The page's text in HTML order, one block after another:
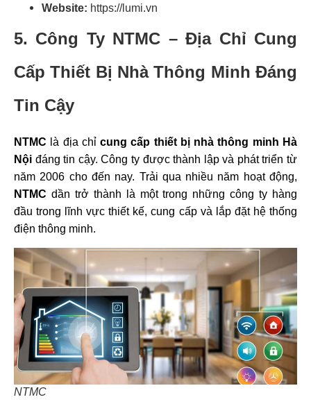
Website: https://lumi.vn
5. Công Ty NTMC – Địa Chỉ Cung
Cấp Thiết Bị Nhà Thông Minh Đáng
Tin Cậy
NTMC là địa chỉcung cấp thiết bị nhà thông minh Hà
Nội đáng tin cậy. Công ty được thành lập và phát triển từ
năm 2006 cho đến nay. Trải qua nhiều năm hoạt động,
NTMC dần trở thành là một trong những công ty hàng
đầu trong lĩnh vực thiết kế, cung cấp và lắp đặt hệ thống
điện thông minh.
NTMC